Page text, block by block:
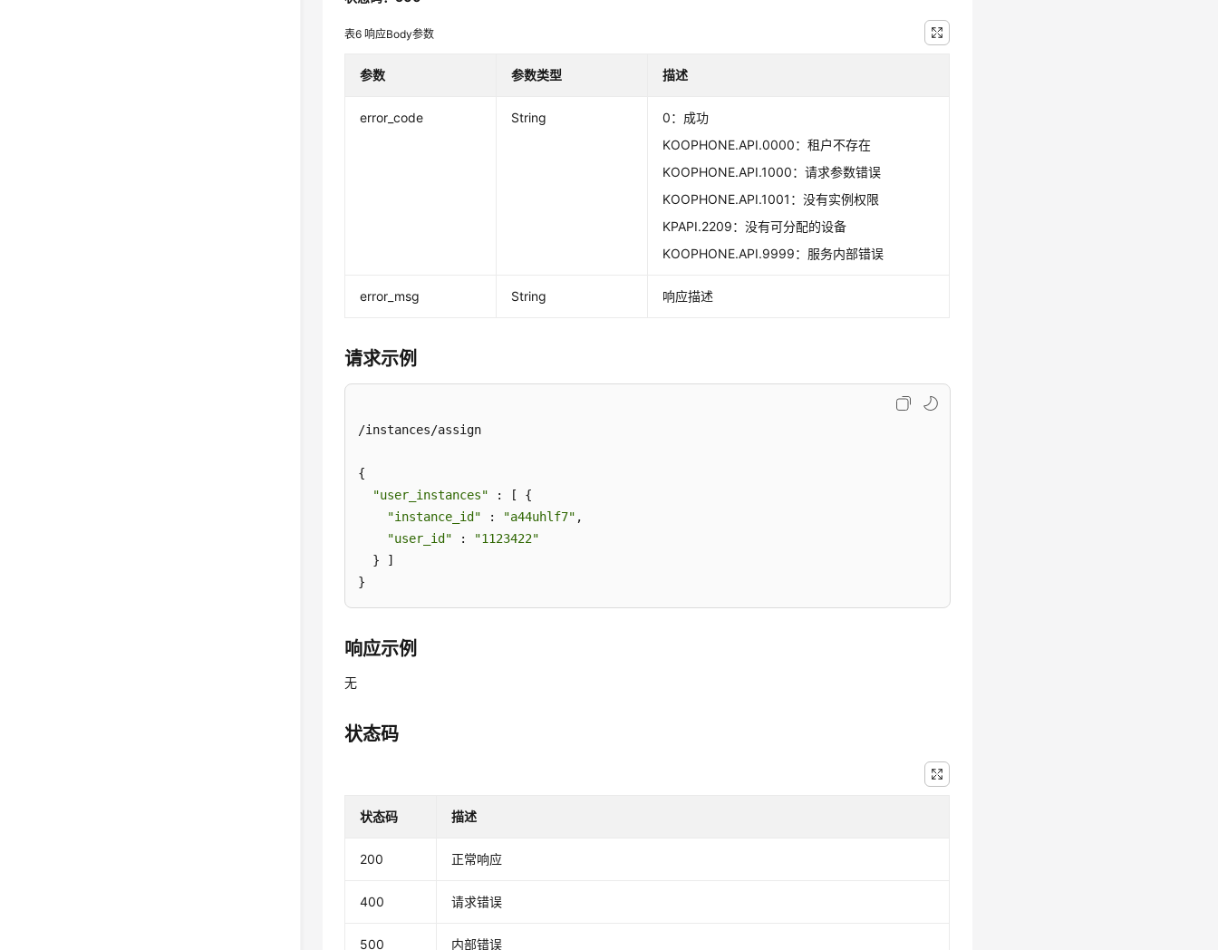
表6响应Body参数
参数 参数类型 描述
error_code String
0：成功
KOOPHONE.API.0000：租户不存在
KOOPHONE.API.1000：请求参数错误
KOOPHONE.API.1001：没有实例权限
KPAPI.2209：没有可分配的设备
KOOPHONE.API.9999：服务内部错误
error_msg String 响应描述
请求示例
/instances/assign
{
"user_instances" : [ {
"instance_id" : "a44uhlf7" ,
"user_id" :
"1123422"
  } ]
}
响应示例
无
状态码
状态码 描述
200 正常响应
400 请求错误
500 内部错误